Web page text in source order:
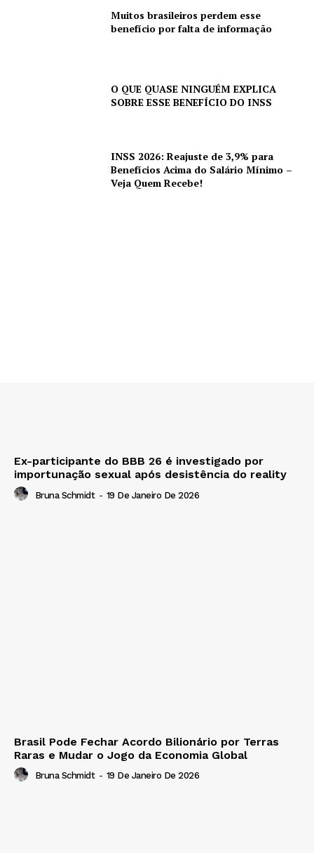
Muitos brasileiros perdem esse
benefício por falta de informação
O QUE QUASE NINGUÉM EXPLICA
SOBRE ESSE BENEFÍCIO DO INSS
INSS 2026: Reajuste de 3,9% para
Benefícios Acima do Salário Mínimo –
Veja Quem Recebe!
Ex-participante do BBB 26 é investigado por
importunação sexual após desistência do reality
Bruna Schmidt - 19 De Janeiro De 2026
Brasil Pode Fechar Acordo Bilionário por Terras
Raras e Mudar o Jogo da Economia Global
Bruna Schmidt - 19 De Janeiro De 2026